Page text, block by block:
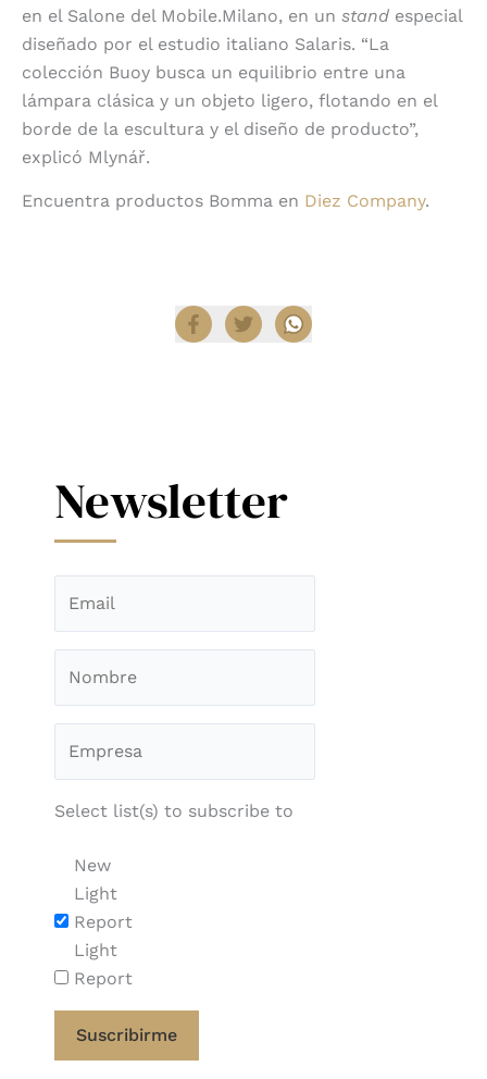
en el Salone del Mobile.Milano, en un stand especial
diseñado por el estudio italiano Salaris. “La
colección Buoy busca un equilibrio entre una
lámpara clásica y un objeto ligero, flotando en el
borde de la escultura y el diseño de producto”,
explicó Mlynář.
Encuentra productos Bomma en Diez Company.
Newsletter
Select list(s) to subscribe to
New
Light
Report
Light
Report